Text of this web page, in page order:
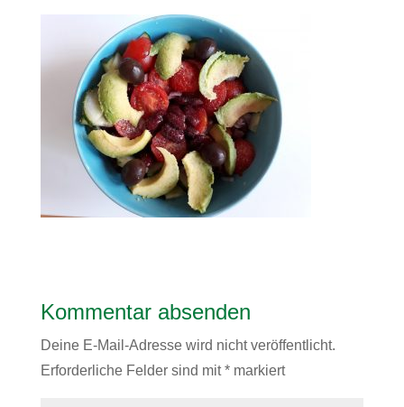
Kommentar absenden
Deine E-Mail-Adresse wird nicht veröffentlicht.
Erforderliche Felder sind mit*markiert